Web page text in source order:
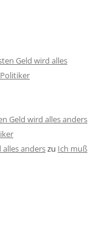
Geld wird alles
Geld wird alles anders
anderszu Ich muß